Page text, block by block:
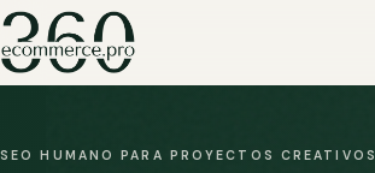
SEO HUMANO PARA PROYECTOS CREATIVOS